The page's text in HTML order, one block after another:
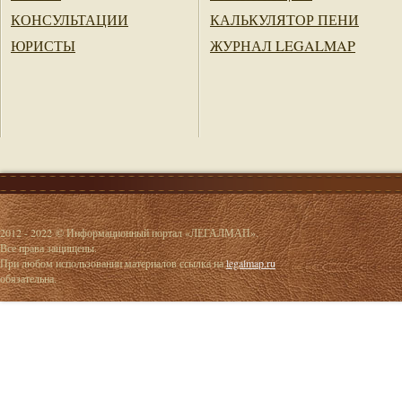
КОНСУЛЬТАЦИИ
ЮРИСТЫ
КАЛЬКУЛЯТОР ПЕНИ
ЖУРНАЛ LEGALMAP
2012 - 2022 © Информационный портал «ЛЕГАЛМАП».
Все права защищены.
При любом использовании материалов ссылка наlegalmap.ru
обязательна.